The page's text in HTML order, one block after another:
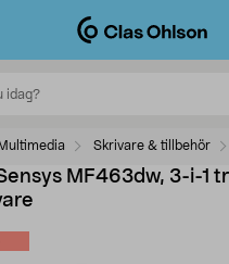
Multimedia Skrivare & tillbehör
MF463dw, 3-i-1